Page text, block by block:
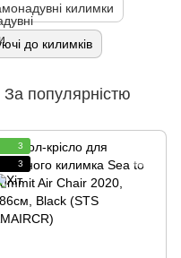
килимки
до килимків
За популярністю
3
3